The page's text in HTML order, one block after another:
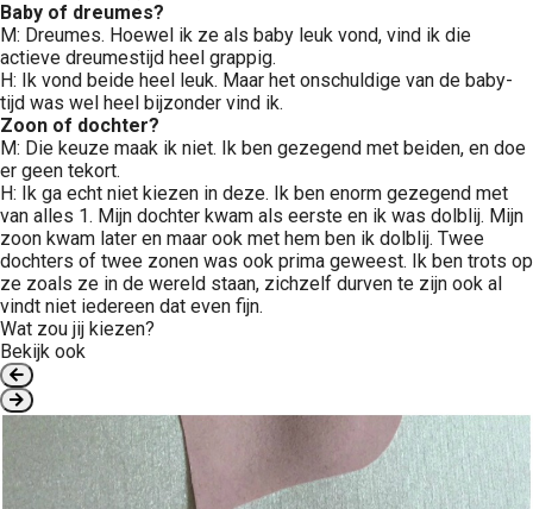
Baby of dreumes?
M: Dreumes. Hoewel ik ze als baby leuk vond, vind ik die
actieve dreumestijd heel grappig.
H: Ik vond beide heel leuk. Maar het onschuldige van de baby-
tijd was wel heel bijzonder vind ik.
Zoon of dochter?
M: Die keuze maak ik niet. Ik ben gezegend met beiden, en doe
er geen tekort.
H: Ik ga echt niet kiezen in deze. Ik ben enorm gezegend met
van alles 1. Mijn dochter kwam als eerste en ik was dolblij. Mijn
zoon kwam later en maar ook met hem ben ik dolblij. Twee
dochters of twee zonen was ook prima geweest. Ik ben trots op
ze zoals ze in de wereld staan, zichzelf durven te zijn ook al
vindt niet iedereen dat even fijn.
Wat zou jij kiezen?
Bekijk ook